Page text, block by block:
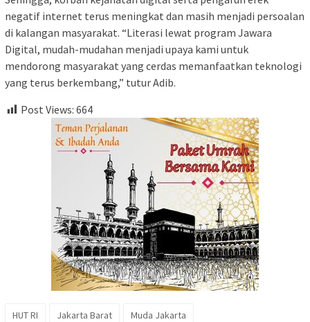
negatif internet terus meningkat dan masih menjadi persoalan
di kalangan masyarakat. “Literasi lewat program Jawara
Digital, mudah-mudahan menjadi upaya kami untuk
mendorong masyarakat yang cerdas memanfaatkan teknologi
yang terus berkembang,” tutur Adib.
Post Views: 664
HUT RI Jakarta Barat Muda Jakarta